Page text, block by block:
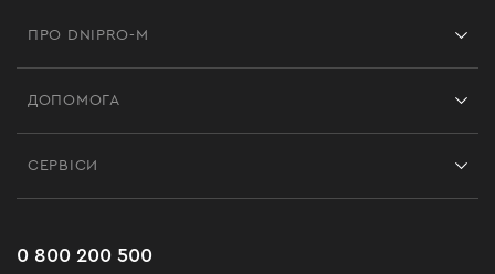
ПРО DNIPRO-M
Відгуки
Чорна п'ятниця
ДОПОМОГА
Поширені запитання
СЕРВІСИ
0 800 200 500